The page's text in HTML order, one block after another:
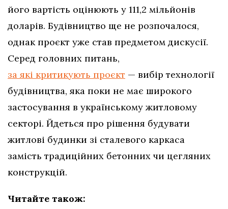
його вартість оцінюють у 111,2 мільйонів
доларів. Будівництво ще не розпочалося,
однак проєкт уже став предметом дискусії.
Серед головних питань,
за які критикують проєкт — вибір технології
будівництва, яка поки не має широкого
застосування в українському житловому
секторі. Йдеться про рішення будувати
житлові будинки зі сталевого каркаса
замість традиційних бетонних чи цегляних
конструкцій.
Читайте також: